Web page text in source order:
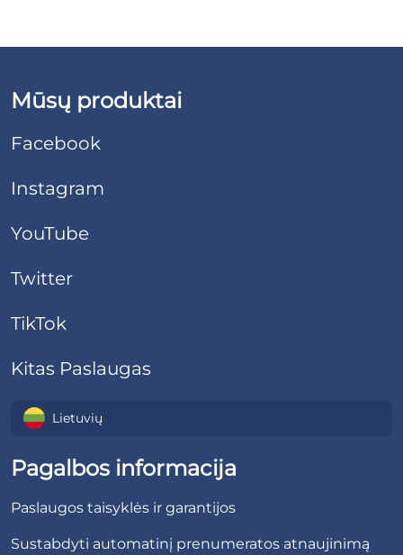
Mūsų produktai
Facebook
Instagram
YouTube
Twitter
TikTok
Kitas Paslaugas
Lietuvių
Pagalbos informacija
Paslaugos taisyklės ir garantijos
Sustabdyti automatinį prenumeratos atnaujinimą